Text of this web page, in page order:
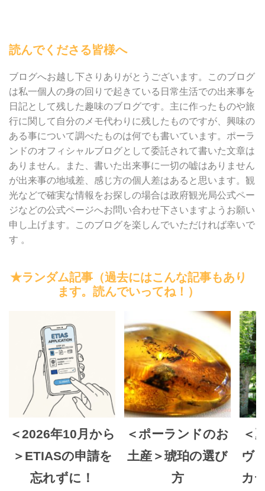
読んでくださる皆様へ
ブログへお越し下さりありがとうございます。このブログ
は私一個人の身の回りで起きている日常生活での出来事を
日記として残した趣味のブログです。主に作ったものや旅
行に関して自分のメモ代わりに残したものですが、興味の
ある事について調べたものは何でも書いています。ポーラ
ンドのオフィシャルブログとして委託されて書いた文章は
ありません。また、書いた出来事に一切の嘘はありません
が出来事の地域差、感じ方の個人差はあると思います。観
光などで確実な情報をお探しの場合は政府観光局公式ペー
ジなどの公式ページへお問い合わせ下さいますようお願い
申し上げます。このブログを楽しんでいただければ幸いで
す 。
★ランダム記事（過去にはこんな記事もあり
ます。読んでいってね！）
＜2026年10月から
＞ETIASの申請を
忘れずに！
＜ポーランドのお
土産＞琥珀の選び
方
＜
ヴ
カ